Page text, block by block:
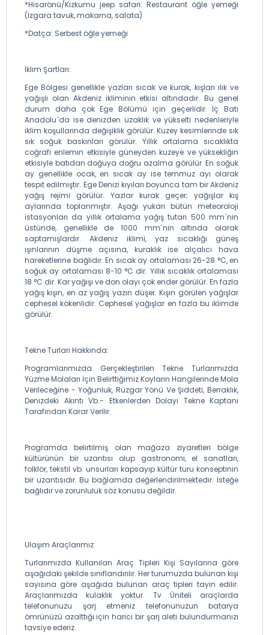
*Hisarönü/Kızkumu jeep safari: Restaurant öğle yemeği
(Izgara tavuk, makarna, salata)
*Datça: Serbest öğle yemeği
İklim Şartları:
Ege Bölgesi genellikle yazları sıcak ve kurak, kışları ılık ve
yağışlı olan Akdeniz ikliminin etkisi altındadır. Bu genel
durum daha çok Ege Bölümü için geçerlidir. İç Batı
Anadolu`da ise denizden uzaklık ve yükselti nedenleriyle
iklim koşullarında değişiklik görülür. Kuzey kesimlerinde sık
sık soğuk baskınları görülür. Yıllık ortalama sıcaklıkta
coğrafi enlemin etkisiyle güneyden kuzeye ve yüksekliğin
etkisiyle batıdan doğuya doğru azalma görülür. En soğuk
ay genellikle ocak, en sıcak ay ise temmuz ayı olarak
tespit edilmiştir. Ege Denizi kıyıları boyunca tam bir Akdeniz
yağış rejimi görülür. Yazlar kurak geçer; yağışlar kış
aylarında toplanmıştır. Aşağı yukarı bütün meteoroloji
istasyonları da yıllık ortalama yağış tutarı 500 mm`nin
üstünde, genellikle de 1000 mm`nin altında olarak
saptamışlardır. Akdeniz iklimi, yaz sıcaklığı güneş
ışınlarının düşme açısına, kuraklık ise alçalıcı hava
hareketlerine bağlıdır. En sıcak ay ortalaması 26-28 °C, en
soğuk ay ortalaması 8-10 °C dir. Yıllık sıcaklık ortalaması
18 °C dir. Kar yağışı ve don olayı çok ender görülür. En fazla
yağış kışın, en az yağış yazın düşer. Kışın görülen yağışlar
cephesel kökenlidir. Cephesel yağışlar en fazla bu iklimde
görülür.
Tekne Turları Hakkında:
Programlarımızda Gerçekleştirilen Tekne Turlarımızda
Yüzme Molaları İçin Belirttiğimiz Koyların Hangilerinde Mola
Verileceğine - Yoğunluk, Rüzgar Yönü Ve Şiddeti, Berraklık,
Denizdeki Akıntı Vb.- Etkenlerden Dolayı Tekne Kaptanı
Tarafından Karar Verilir.
Programda belirtilmiş olan mağaza ziyaretleri bölge
kültürünün bir uzantısı olup gastronomi, el sanatları,
folklör, tekstil vb. unsurları kapsayıp kültür turu konseptinin
bir uzantısıdır. Bu bağlamda değerlendirilmektedir. İsteğe
bağlıdır ve zorunluluk söz konusu değildir.
Ulaşım Araçlarımız:
Turlarımızda Kullanılan Araç Tipleri Kişi Sayılarına göre
aşağıdaki şekilde sınıflandırılır. Her turumuzda bulunan kişi
sayısına göre aşağıda bulunan araç tipleri tayin edilir.
Araçlarımızda kulaklık yoktur. Tv Üniteli araçlarda
telefonunuzu şarj etmeniz telefonunuzun batarya
ömrünüzü azalttığı için harici bir şarj aleti bulundurmanızı
tavsiye ederiz.